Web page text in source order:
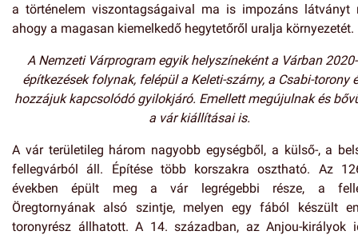
a történelem viszontagságaival ma is impozáns látványt
ahogy a magasan kiemelkedő hegytetőről uralja környezetét.
A Nemzeti Várprogram egyik helyszíneként a Várban
építkezések folynak, felépül a Keleti-szárny, a Csabi-torony
hozzájuk kapcsolódó gyilokjáró. Emellett megújulnak és
a vár kiállításai is.
A vár területileg három nagyobb egységből, a külső-, a
fellegvárból áll. Építése több korszakra osztható. Az
években épült meg a vár legrégebbi része, a
Öregtornyának alsó szintje, melyen egy fából készült
toronyrész állhatott. A 14. században, az Anjou-királyok